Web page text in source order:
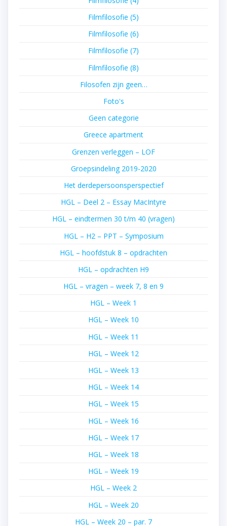
Filmfilosofie (5)
Filmfilosofie (6)
Filmfilosofie (7)
Filmfilosofie (8)
Filosofen zijn geen…
Foto's
Geen categorie
Greece apartment
Grenzen verleggen – LOF
Groepsindeling 2019-2020
Het derdepersoonsperspectief
HGL – Deel 2 – Essay MacIntyre
HGL – eindtermen 30 t/m 40 (vragen)
HGL – H2 – PPT – Symposium
HGL – hoofdstuk 8 – opdrachten
HGL – opdrachten H9
HGL – vragen – week 7, 8 en 9
HGL – Week 1
HGL – Week 10
HGL – Week 11
HGL – Week 12
HGL – Week 13
HGL – Week 14
HGL – Week 15
HGL – Week 16
HGL – Week 17
HGL – Week 18
HGL – Week 19
HGL – Week 2
HGL – Week 20
HGL – Week 20 – par. 7